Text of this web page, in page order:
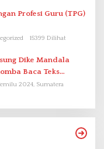
Profesi Guru (TPG)
15399 Dilihat
Baca Teks
2024, Sumatera